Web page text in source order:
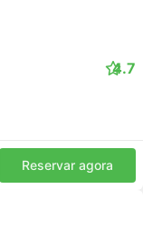
4.7
Reservar agora